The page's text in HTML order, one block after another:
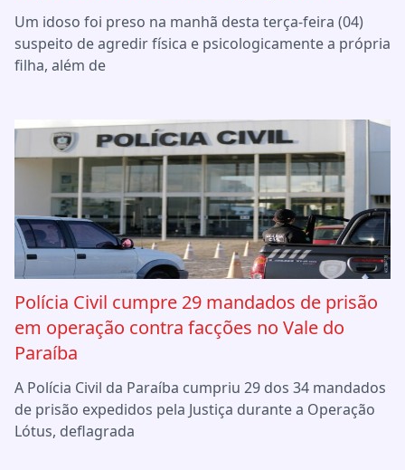
Um idoso foi preso na manhã desta terça-feira (04)
suspeito de agredir física e psicologicamente a própria
filha, além de
Polícia Civil cumpre 29 mandados de prisão
em operação contra facções no Vale do
Paraíba
A Polícia Civil da Paraíba cumpriu 29 dos 34 mandados
de prisão expedidos pela Justiça durante a Operação
Lótus, deflagrada